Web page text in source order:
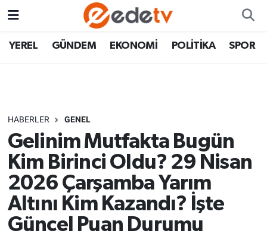
YEREL GÜNDEM EKONOMİ POLİTİKA SPOR
HABERLER GENEL
Gelinim Mutfakta Bugün
Kim Birinci Oldu? 29 Nisan
2026 Çarşamba Yarım
Altını Kim Kazandı? İşte
Güncel Puan Durumu